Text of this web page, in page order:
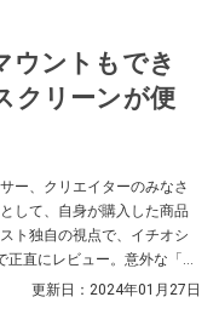
ウントもでき
クリーンが便
ー、クリエイターのみなさ
して、自身が購入した商品
ト独自の視点で、イチオシ
直にレビュー。意外な「買
考にしてくださいね！
更新日： 2024年01月27日